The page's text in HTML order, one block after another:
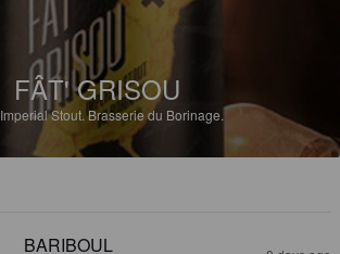
FÂT' GRISOU
Imperial Stout.Brasserie du Borinage.
BARIBOUL